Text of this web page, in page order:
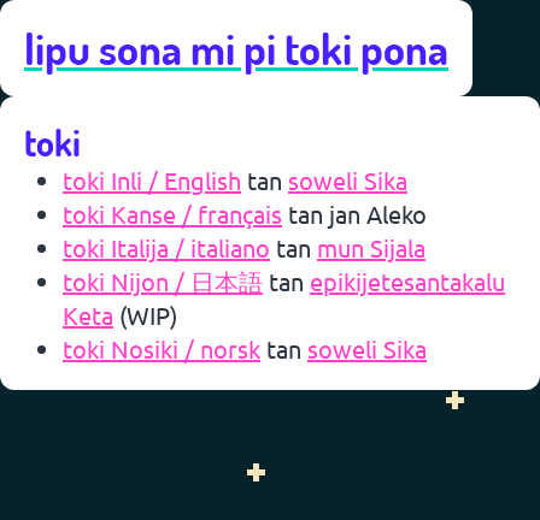
lipu sona mi pi toki pona
toki
toki Inli / English tan soweli Sika
toki Kanse / français tan jan Aleko
toki Italija / italiano tan mun Sijala
toki Nijon / 日本語 tan epikijetesantakalu
Keta (WIP)
toki Nosiki / norsk tan soweli Sika